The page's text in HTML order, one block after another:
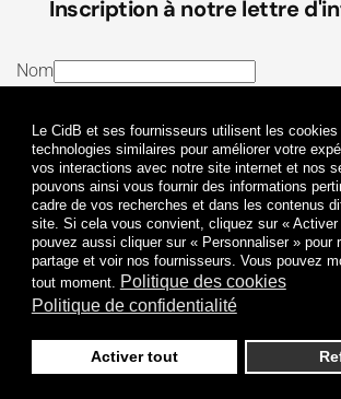
Le CidB et ses fournisseurs utilisent les
technologies similaires pour améliorer votre
vos interactions avec notre site internet et nos
pouvons ainsi vous fournir des informations
cadre de vos recherches et dans les contenus
site. Si cela vous convient, cliquez sur « Activer
pouvez aussi cliquer sur « Personnaliser » pour
partage et voir nos fournisseurs. Vous pouvez
tout moment. Politique des cookies
Politique de confidentialité
Activer tout
Inscription à notre lettre
Nom
J’ai lu et j’accepte lesTermes et
Politique de confidentialité
Je m'abonne